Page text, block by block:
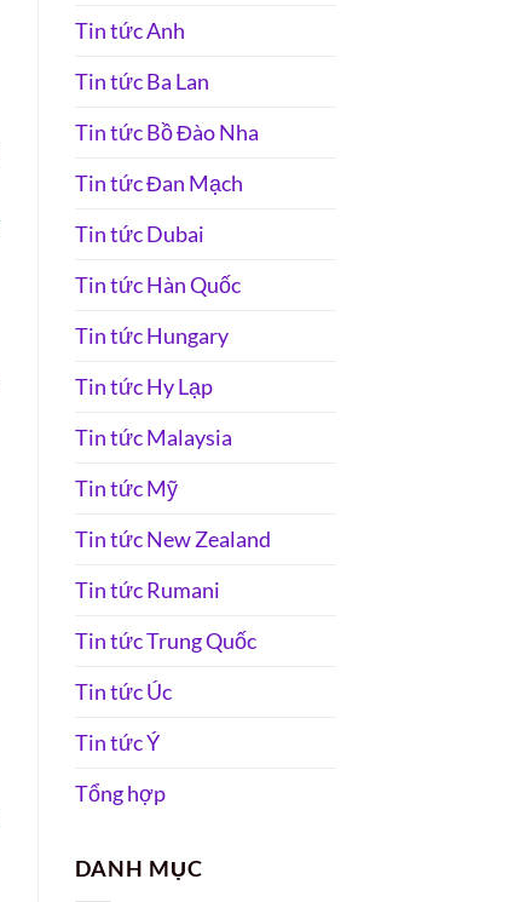
Tin tức Anh
Tin tức Ba Lan
Tin tức Bồ Đào Nha
Tin tức Đan Mạch
Tin tức Dubai
Tin tức Hàn Quốc
Tin tức Hungary
Tin tức Hy Lạp
Tin tức Malaysia
Tin tức Mỹ
Tin tức New Zealand
Tin tức Rumani
Tin tức Trung Quốc
Tin tức Úc
Tin tức Ý
Tổng hợp
DANH MỤC